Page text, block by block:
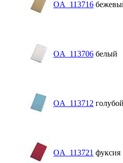
OA_113716
OA_113706 белый
OA_113712 голубой
OA_113721 фуксия